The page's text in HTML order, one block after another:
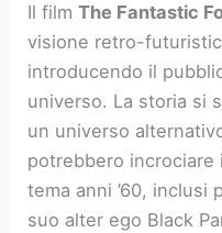
Il filmThe Fantastic
visione retro-
introducendo il
universo. La storia si
un universo
potrebbero incrociare
tema anni ’60, inclusi
suo alter ego Black